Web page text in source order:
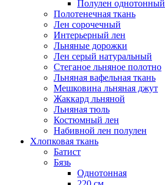
Полулен однотонный
Полотенечная ткань
Лен сорочечный
Интерьерный лен
Льняные дорожки
Лен серый натуральный
Стеганое льняное полотно
Льняная вафельная ткань
Мешковина льняная джут
Жаккард льняной
Льняная тюль
Костюмный лен
Набивной лен полулен
Хлопковая ткань
Батист
Бязь
Однотонная